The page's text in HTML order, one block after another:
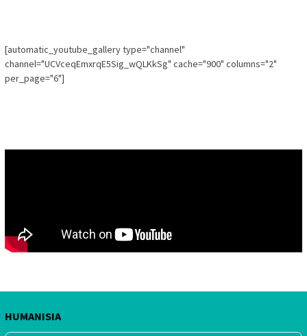
[automatic_youtube_gallery type="channel"
channel="UCVceqEmxrqE5Sig_wQLKkSg" cache="900" columns="2"
per_page="6"]
HUMANISIA